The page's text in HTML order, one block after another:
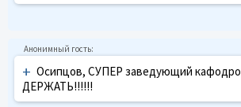
+ Осипцов, СУПЕР заведующий
ДЕРЖАТЬ!!!!!!